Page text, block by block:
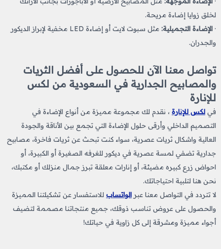
لخلق زوايا إضاءة مريحة.
· الإضاءة التجميلية:
مثل سبوت لايت أو إضاءة LED مخفية لإبراز الديكور
والجدران.
تواصل معنا الآن للحصول على أفضل الثريات
والمصابيح الجدارية في السعودية من لكس
للإنارة
في لكس للإنارة ، نقدم لك مجموعة مميزة من أنواع الإضاءة في
التصميم الداخلي وأرقى حلول الإضاءة التي تجمع بين الأناقة والجودة
العالية واشكال ثريات عصرية، سواء كنت تبحث عن ثريات فاخرة، مصابيح
جدارية تضفي لمسة عصرية في ديكور للغرفه الصغيرة أو الكبيرة، أو
احواض زرع كبيره مضيئة، أو إنارات معلقة تبرز جمال منزلك أو مكتبك،
نحن هنا لتلبية احتياجاتك.
لا تتردد في التواصل معنا عبر الواتساب للاستفسار عن تشكيلتنا المميزة
والحصول على عروض تناسب ذوقك، جميع منتجاتنا مصممة لتضيف
أجواء مميزة ومشرقة إلى كل زاوية في حياتك!